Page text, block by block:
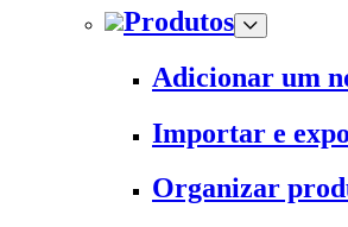
Produtos
Adicionar um
Importar e
Organizar